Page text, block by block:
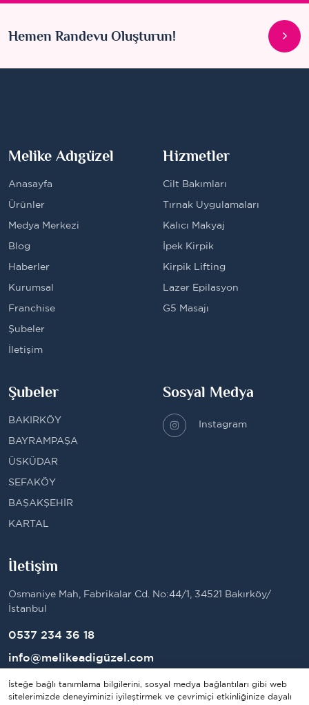
Hemen Randevu Oluşturun!
Melike Adıgüzel
Anasayfa
Ürünler
Medya Merkezi
Blog
Haberler
Kurumsal
Franchise
Şubeler
İletişim
Hizmetler
Cilt Bakımları
Tırnak Uygulamaları
Kalıcı Makyaj
İpek Kirpik
Kirpik Lifting
Lazer Epilasyon
G5 Masajı
Şubeler
BAKIRKÖY
BAYRAMPAŞA
ÜSKÜDAR
SEFAKÖY
BAŞAKŞEHİR
KARTAL
İletişim
Osmaniye Mah, Fabrikalar Cd. No:44/1, 34521 Bakırköy/
İstanbul
0537 234 36 18
info@melikeadigüzel.com
Sosyal Medya
Instagram
İsteğe bağlı tanımlama bilgilerini, sosyal medya bağlantıları gibi web
sitelerimizde deneyiminizi iyileştirmek ve çevrimiçi etkinliğinize dayalı